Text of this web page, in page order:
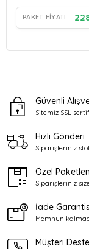
PAKET FIYATI:
Güvenli
Sitemiz SSL
Hızlı Gönderi
Siparişleriniz
Özel
Siparişleriniz
İade
Memnun
Müşteri